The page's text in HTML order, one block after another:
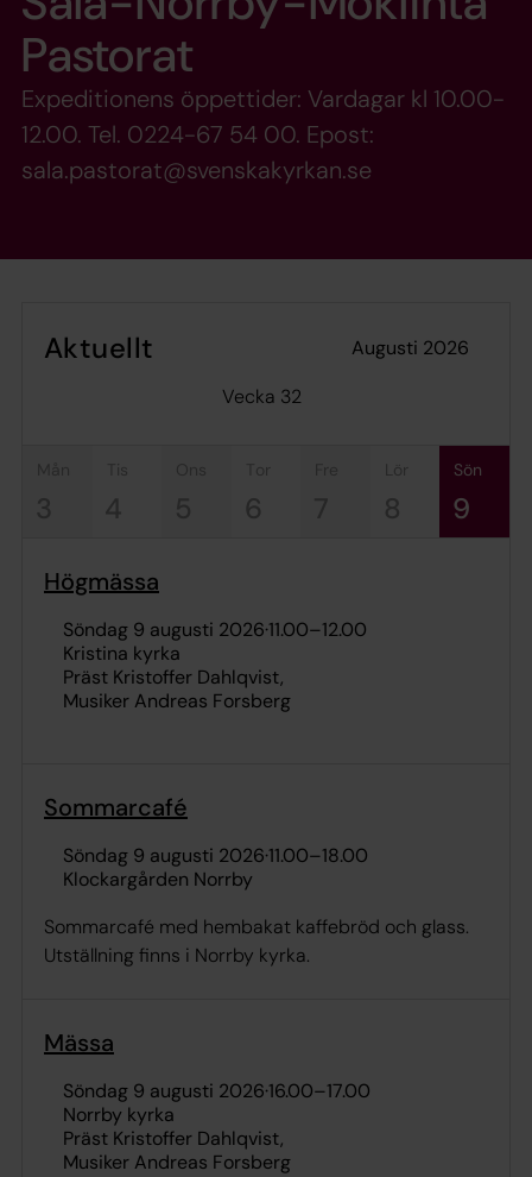
Pastorat
Expeditionens öppettider: Vardagar kl 10.00-
12.00. Tel. 0224-67 54 00. Epost:
sala.pastorat@svenskakyrkan.se
Aktuellt
augusti 2026
Vecka 32
tis
4
tor
6
lör
8
sön
9
Högmässa
söndag 9 augusti 2026·11.00–12.00
Kristina kyrka
Präst Kristoffer Dahlqvist
Musiker Andreas Forsberg
Sommarcafé
söndag 9 augusti 2026·11.00–18.00
Klockargården Norrby
Sommarcafé med hembakat kaffebröd och glass.
Utställning finns i Norrby kyrka.
Mässa
söndag 9 augusti 2026·16.00–17.00
Norrby kyrka
Präst Kristoffer Dahlqvist
Musiker Andreas Forsberg